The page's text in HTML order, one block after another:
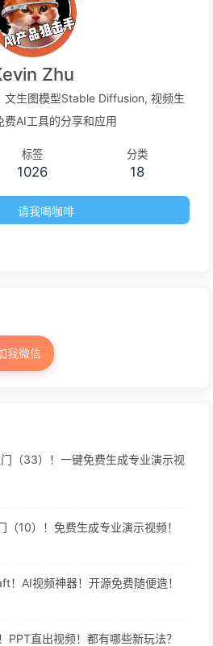
Zhu
文生图模型Stable Diffusion, 视频生
费AI工具的分享和应用
标签
1026
分类
18
请我喝咖啡
我微信
（33）！一键免费生成专业演示视
10）！免费生成专业演示视频！
！AI视频神器！开源免费随便造！
PPT直出视频！都有哪些新玩法？